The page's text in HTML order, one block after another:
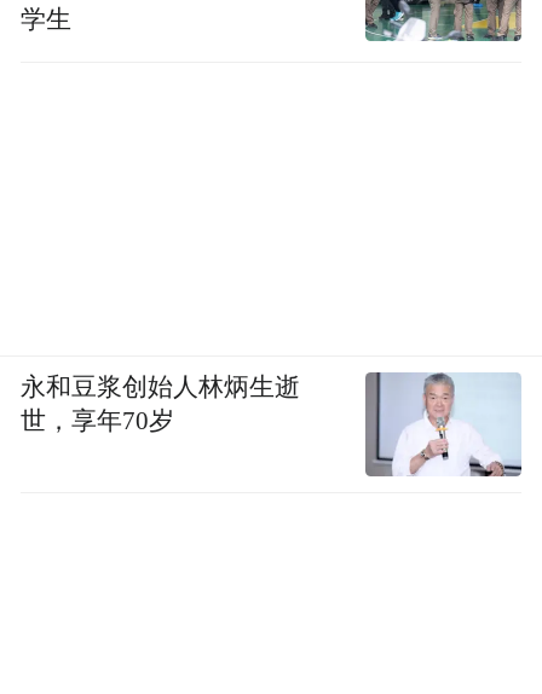
学生
永和豆浆创始人林炳生逝
世，享年70岁